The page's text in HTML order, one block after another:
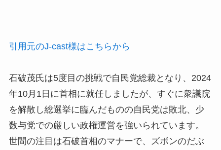
引用元のJ-cast様はこちらから
石破茂氏は5度目の挑戦で自民党総裁となり、2024
年10月1日に首相に就任しましたが、すぐに衆議院
を解散し総選挙に臨んだものの自民党は敗北、少
数与党での厳しい政権運営を強いられています。
世間の注目は石破首相のマナーで、ズボンのだぶ